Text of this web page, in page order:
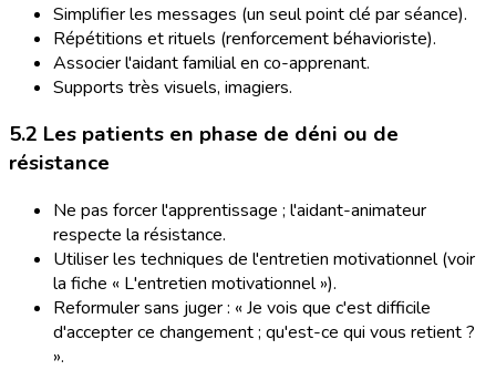
Simplifier les messages (un seul point clé par séance).
Répétitions et rituels (renforcement béhavioriste).
Associer l'aidant familial en co-apprenant.
Supports très visuels, imagiers.
5.2 Les patients en phase de déni ou de
résistance
Ne pas forcer l'apprentissage ; l'aidant-animateur
respecte la résistance.
Utiliser les techniques de l'entretien motivationnel (voir
la fiche « L'entretien motivationnel »).
Reformuler sans juger : « Je vois que c'est difficile
d'accepter ce changement ; qu'est-ce qui vous retient ?
».